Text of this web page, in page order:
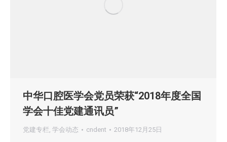
中华口腔医学会党员荣获“2018年度全国
学会十佳党建通讯员”
党建专栏, 学会动态 cndent 2018年12月25日